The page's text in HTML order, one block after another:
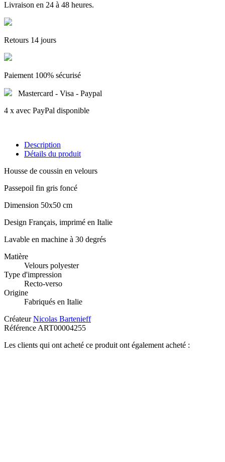
Livraison en 24 à 48 heures.
Retours 14 jours
Paiement 100% sécurisé
Mastercard - Visa - Paypal
4 x avec PayPal disponible
Description
Détails du produit
Housse de coussin en velours
Passepoil fin gris foncé
Dimension 50x50 cm
Design Français, imprimé en Italie
Lavable en machine à 30 degrés
Matière
Velours polyester
Type d'impression
Recto-verso
Origine
Fabriqués en Italie
Créateur Nicolas Bartenieff
RéférenceART00004255
Les clients qui ont acheté ce produit ont également acheté :